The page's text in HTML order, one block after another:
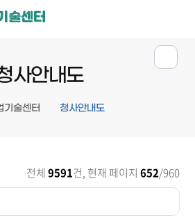
술센터
사안내도
기술센터 청사안내도
전체 9591건, 현재 페이지 652/960